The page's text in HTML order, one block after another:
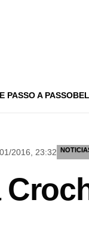
PASSO A PASSO
2016, 23:32